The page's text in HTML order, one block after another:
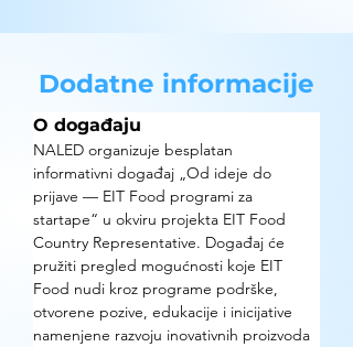
Dodatne informacije
O događaju
NALED organizuje besplatan
informativni događaj „Od ideje do
prijave — EIT Food programi za
startape“ u okviru projekta EIT Food
Country Representative. Događaj će
pružiti pregled mogućnosti koje EIT
Food nudi kroz programe podrške,
otvorene pozive, edukacije i inicijative
namenjene razvoju inovativnih proizvoda